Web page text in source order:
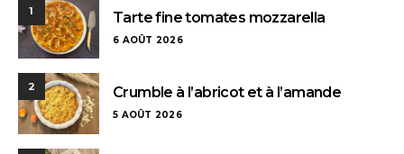
1 Tarte fine tomates mozzarella
6 AOÛT 2026
2 Crumble à l’abricot et à l’amande
5 AOÛT 2026